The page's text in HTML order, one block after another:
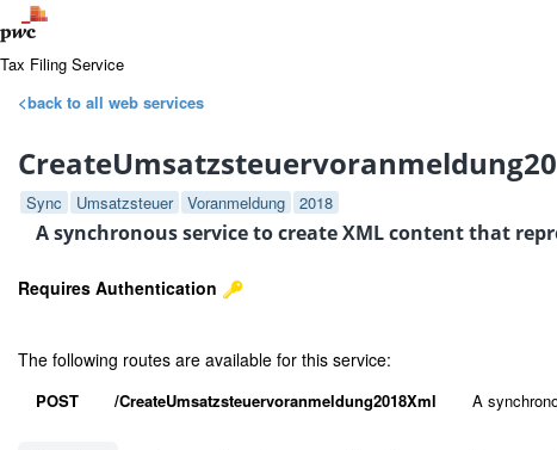
Tax Filing Service
<back to all web services
Sync Umsatzsteuer Voranmeldung 2018
A synchronous service to create XML content that
Requires Authentication
The following routes are available for this service:
POST /CreateUmsatzsteuervoranmeldung2018Xml A